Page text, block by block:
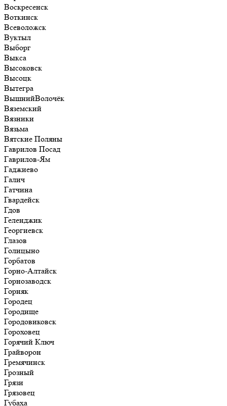
Воскресенск
Воткинск
Всеволожск
Вуктыл
Выборг
Выкса
Высоковск
Высоцк
Вытегра
ВышнийВолочёк
Вяземский
Вязники
Вязьма
Вятские Поляны
Гаврилов Посад
Гаврилов-Ям
Гаджиево
Галич
Гатчина
Гвардейск
Гдов
Геленджик
Георгиевск
Глазов
Голицыно
Горбатов
Горно-Алтайск
Горнозаводск
Горняк
Городец
Городище
Городовиковск
Гороховец
Горячий Ключ
Грайворон
Гремячинск
Грозный
Грязи
Грязовец
Губаха